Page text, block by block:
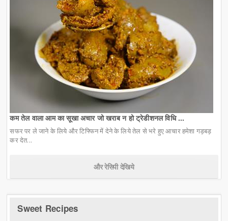
कम तेल वाला आम का सूखा अचार जो खराब न हो ट्रेडीशनल विधि ...
सफर पर ले जाने के लिये और टिफ्फिन में देने के लिये तेल से भरे हुए आचार हमेशा गड़बड़
कर देत...
और रेसिपी देखिये
Sweet Recipes